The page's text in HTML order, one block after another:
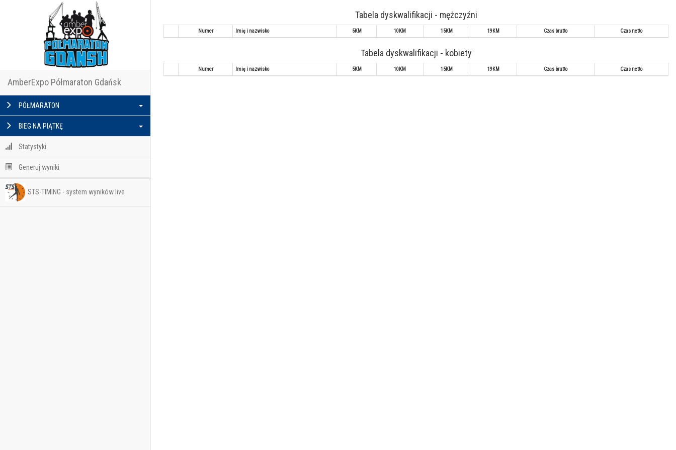
AmberExpo Półmaraton Gdańsk
PÓŁMARATON
BIEG NA PIĄTKĘ
Statystyki
Generuj wyniki
STS-TIMING - system wyników live
Tabela dyskwalifikacji - mężczyźni
Numer Imię i nazwisko 5KM 10KM 15KM 19KM Czas brutto Czas netto
Tabela dyskwalifikacji - kobiety
Numer Imię i nazwisko 5KM 10KM 15KM 19KM Czas brutto Czas netto